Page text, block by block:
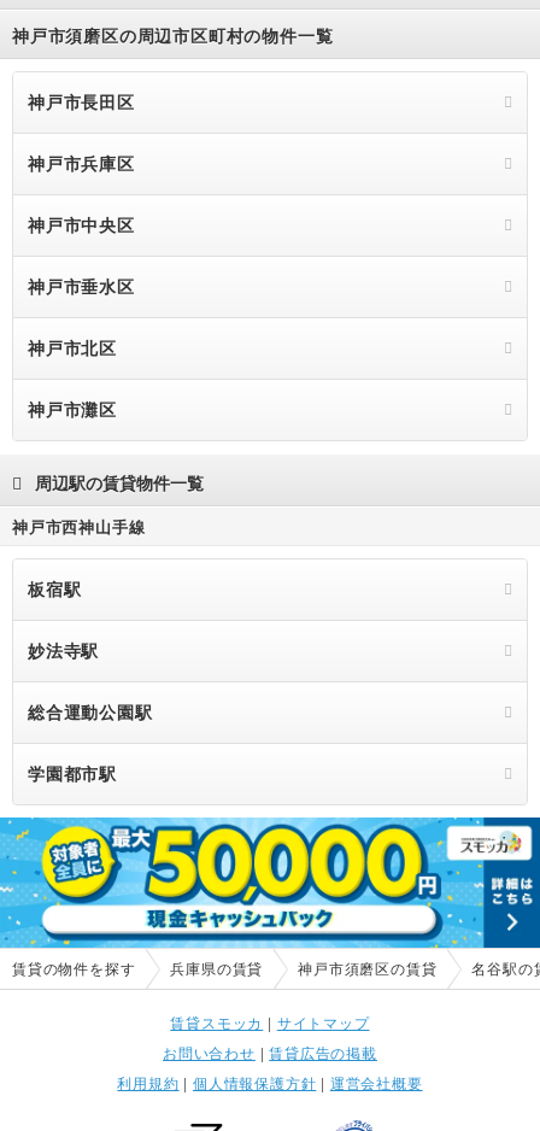
神戸市須磨区の周辺市区町村の物件一覧
神戸市長田区
神戸市兵庫区
神戸市中央区
神戸市垂水区
神戸市北区
神戸市灘区
周辺駅の賃貸物件一覧
神戸市西神山手線
板宿駅
妙法寺駅
総合運動公園駅
学園都市駅
賃貸の物件を探す 兵庫県の賃貸 神戸市須磨区の賃貸 名谷駅の
賃貸スモッカ | サイトマップ
お問い合わせ |賃貸広告の掲載
利用規約 | 個人情報保護方針 | 運営会社概要